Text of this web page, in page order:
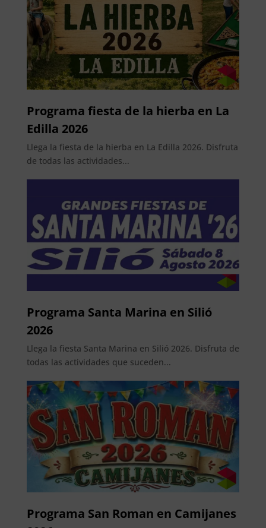
Programa fiesta de la hierba en La
Edilla 2026
Llega la fiesta de la hierba en La Edilla 2026. Disfruta
de todas las actividades...
Programa Santa Marina en Silió
2026
Llega la fiesta Santa Marina en Silió 2026. Disfruta de
todas las actividades que suceden...
Programa San Roman en Camijanes